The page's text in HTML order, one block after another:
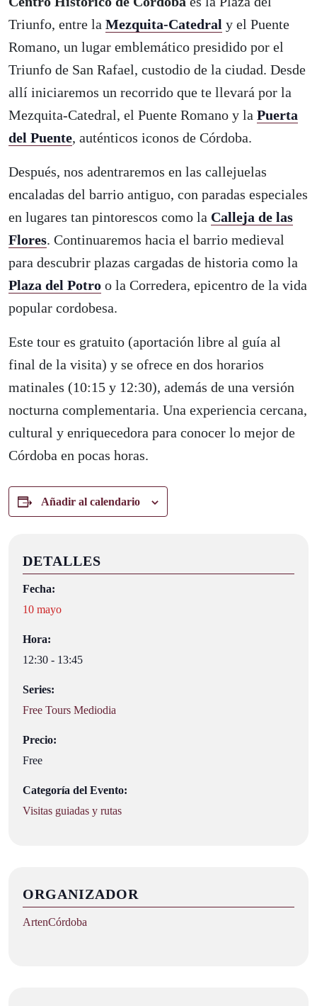
Triunfo, entre la Mezquita-Catedral y el Puente
Romano, un lugar emblemático presidido por el
Triunfo de San Rafael, custodio de la ciudad. Desde
allí iniciaremos un recorrido que te llevará por la
Mezquita-Catedral, el Puente Romano y la Puerta
del Puente, auténticos iconos de Córdoba.
Después, nos adentraremos en las callejuelas
encaladas del barrio antiguo, con paradas especiales
en lugares tan pintorescos como la Calleja de las
Flores. Continuaremos hacia el barrio medieval
para descubrir plazas cargadas de historia como la
Plaza del Potro o la Corredera, epicentro de la vida
popular cordobesa.
Este tour es gratuito (aportación libre al guía al
final de la visita) y se ofrece en dos horarios
matinales (10:15 y 12:30), además de una versión
nocturna complementaria. Una experiencia cercana,
cultural y enriquecedora para conocer lo mejor de
Córdoba en pocas horas.
Añadir al calendario
DETALLES
Fecha:
10 mayo
Hora:
12:30 - 13:45
Series:
Free Tours Mediodia
Precio:
Free
Categoría del Evento:
Visitas guiadas y rutas
ORGANIZADOR
ArtenCórdoba